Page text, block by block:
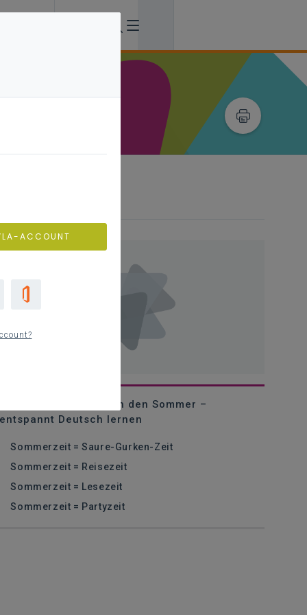
Tip: Mit Deutsch durch den Sommer –
entspannt Deutsch lernen
Sommerzeit = Saure-Gurken-Zeit
Sommerzeit = Reisezeit
Sommerzeit = Lesezeit
Sommerzeit = Partyzeit
ACCOUNT